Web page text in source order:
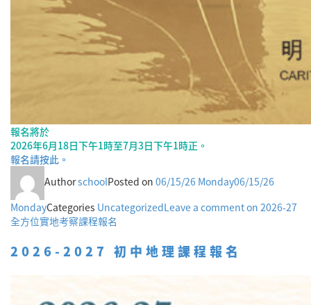
報名將於
2026年6月18日下午1時至7月3日下午1時正。
報名請按此。
AuthorschoolPosted on 06/15/26 Monday06/15/26
MondayCategories UncategorizedLeave a commenton 2026-27
全方位實地考察課程報名
2026-2027 初中地理課程報名